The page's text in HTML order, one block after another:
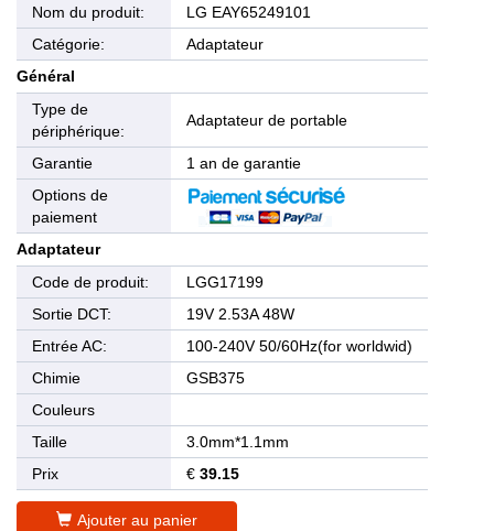
Nom du produit:
LG EAY65249101
Catégorie:
Adaptateur
Général
Type de
périphérique:
Adaptateur de portable
Garantie
1 an de garantie
Options de
paiement
Adaptateur
Code de produit:
LGG17199
Sortie DCT:
19V 2.53A 48W
Entrée AC:
100-240V 50/60Hz(for worldwid)
Chimie
GSB375
Couleurs
Taille
3.0mm*1.1mm
Prix
€ 39.15
Ajouter au panier